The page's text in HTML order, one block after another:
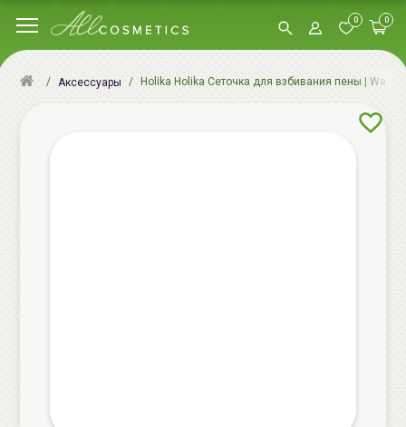
0 0
Аксессуары Holika Holika Сеточка для взбивания пены | Wash-